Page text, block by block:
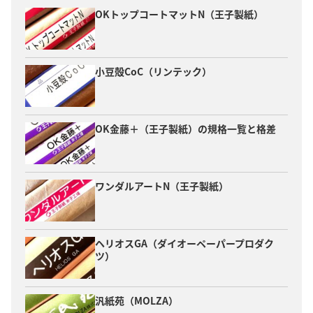
OKトップコートマットN（王子製紙）
小豆殻CoC（リンテック）
OK金藤＋（王子製紙）の規格一覧と格差
ワンダルアートN（王子製紙）
ヘリオスGA（ダイオーペーパープロダク
ツ）
汎紙苑（MOLZA）